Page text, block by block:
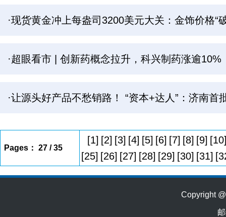
·现货黄金冲上每盎司3200美元大关：金饰价格“
·超眼看市 | 创新药概念拉升，科兴制药涨逾10%
·让源头好产品不愁销路！ “资本+达人”：济南
Pages： 27 / 35
[1] [2] [3] [4] [5] [6] [7] [8] [9]
[25] [26] [27] [28] [29] [30] [31]
Copyright